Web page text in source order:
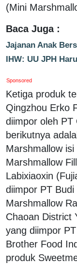
(Mini
Baca Juga :
Jajanan Anak
IHW: UU JPH
Sponsored
Ketiga produk
Qingzhou Erko
diimpor oleh
berikutnya
Marshmallow isi
Marshmallow
Labixiaoxin
diimpor PT
Marshmallow
Chaoan District
yang diimpor
Brother Food
produk